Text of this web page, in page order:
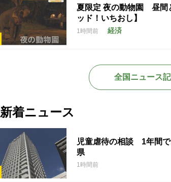
夏限定 夜の動物園 昼間
ッド！いちおし】
1時間前 経済
全国ニュース
新着ニュース
児童虐待の相談 1年間
県
1時間前